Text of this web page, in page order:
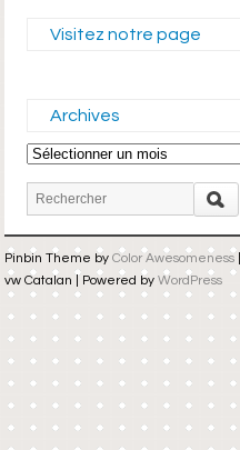
Visitez notre page
Archives
Archives
Pinbin Theme by Color Awesomeness
vw Catalan | Powered by WordPress